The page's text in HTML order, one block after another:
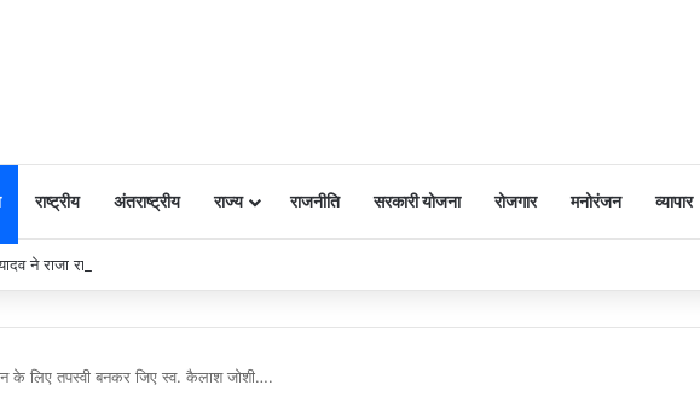
राष्ट्रीय अंतराष्ट्रीय राज्य राजनीति सरकारी योजना रोजगार मनोरंजन व्यापार
ने राजा राममोहन राय की जयंती पर किया नमन
के लिए तपस्वी बनकर जिए स्व. कैलाश जोशी….